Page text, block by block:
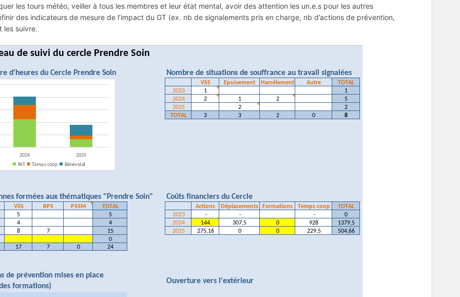
les tours météo, veiller à tous les membres et leur état mental, avoir des attention les un.e.s pour les autres
des indicateurs de mesure de l’impact du GT (ex. nb de signalements pris en charge, nb d’actions de prévention,
les suivre.